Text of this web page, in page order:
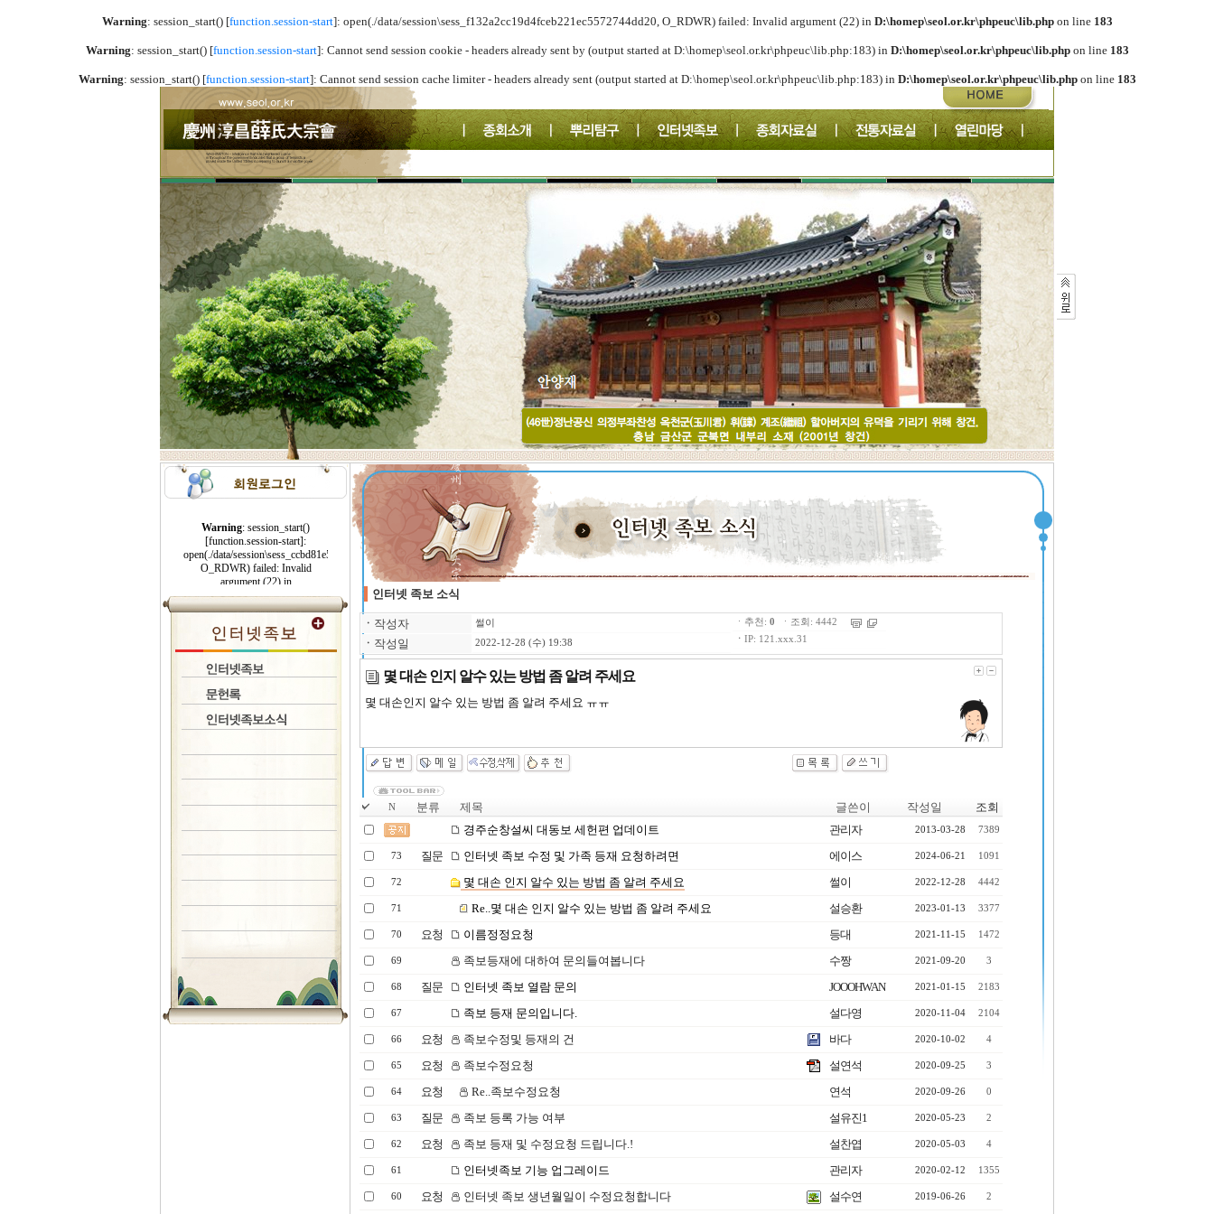
Warning: session_start() [function.session-start]: open(./data/session\sess_f132a2cc19d4fceb221ec5572744dd20, O_RDWR) failed: Invalid argument (22) in D:\homep\seol.or.kr\phpeuc\lib.phpon line 183
Warning: session_start() [function.session-start]: Cannot send session cookie - headers already sent by (output started at D:\homep\seol.or.kr\phpeuc\lib.php:183) in D:\homep\seol.or.kr\phpeuc\lib.phpon line 183
Warning: session_start() [function.session-start]: Cannot send session cache limiter - headers already sent (output started at D:\homep\seol.or.kr\phpeuc\lib.php:183) in D:\homep\seol.or.kr\phpeuc\lib.phpon line 183
인터넷 족보 소식
ㆍ 작성자 썰이
ㆍ 작성일 2022-12-28 (수) 19:38
ㆍ추천: 0 ㆍ조회: 4442
ㆍ IP: 121.xxx.31
몇 대손 인지 알수 있는 방법 좀 알려 주세요
몇 대손인지 알수 있는 방법 좀 알려 주세요 ㅠㅠ
N 분류 제목 글쓴이 작성일
조회
경주순창설씨 대동보 세헌편 업데이트
관리자 2013-03-28 7389
73 질문 인터넷 족보 수정 및 가족 등재 요청하려면 에이스 2024-06-21 1091
72 몇 대손 인지 알수 있는 방법 좀 알려 주세요 썰이 2022-12-28 4442
71 Re..몇 대손 인지 알수 있는 방법 좀 알려 주세요 설승환 2023-01-13 3377
70 요청 이름정정요청 등대 2021-11-15 1472
69 족보등재에 대하여 문의들여봅니다 수짱 2021-09-20 3
68 질문 인터넷 족보 열람 문의 JOOOHWAN 2021-01-15 2183
67 족보 등재 문의입니다. 설다영 2020-11-04 2104
66 요청 족보수정및 등재의 건 바다 2020-10-02 4
65 요청 족보수정요청 설연석 2020-09-25 3
64 요청 Re..족보수정요청 연석 2020-09-26 0
63 질문 족보 등록 가능 여부 설유진1 2020-05-23 2
62 요청 족보 등재 및 수정요청 드립니다.! 설찬엽 2020-05-03 4
61 인터넷족보 기능 업그레이드 관리자 2020-02-12 1355
60 요청 인터넷 족보 생년월일이 수정요청합니다 설수연 2019-06-26 2